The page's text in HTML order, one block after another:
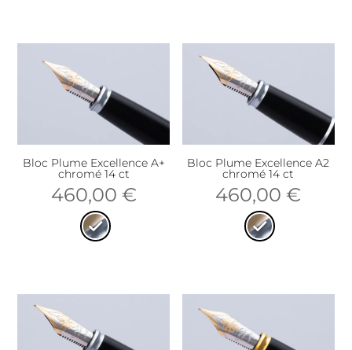
Bloc Plume Excellence A+
chromé 14 ct
460,00 €
Bloc Plume Excellence A2
chromé 14 ct
460,00€